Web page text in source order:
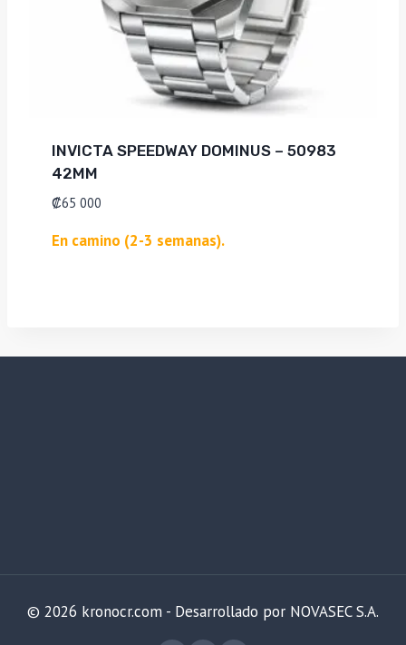
INVICTA SPEEDWAY DOMINUS – 50983
42MM
₡65 000
En camino (2-3 semanas).
© 2026 kronocr.com - Desarrollado por NOVASEC S.A.